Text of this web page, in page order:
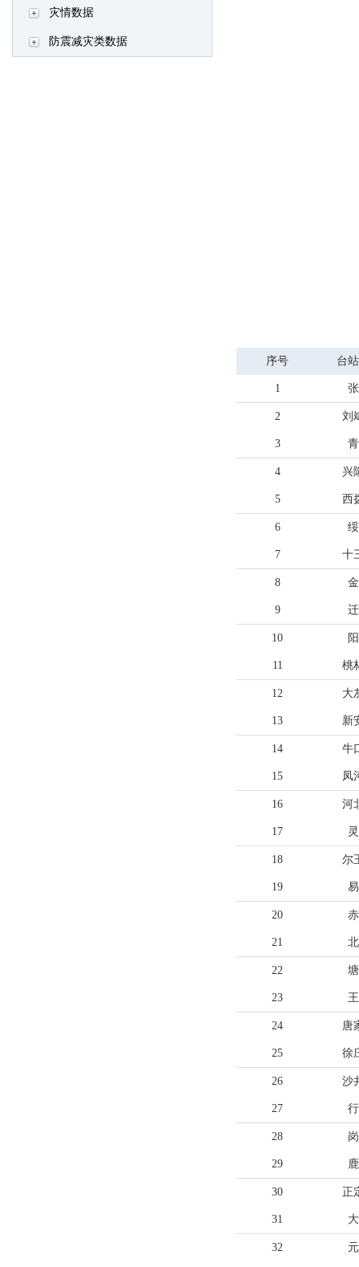
灾情数据
防震减灾类数据
序号 台
1
2 刘
3
4 兴
5 西
6
7 十
8
9
10
11 桃
12 大
13 新
14 牛
15 凤
16 河
17
18 尔
19
20
21
22
23
24 唐
25 徐
26 沙
27
28
29
30 正
31
32